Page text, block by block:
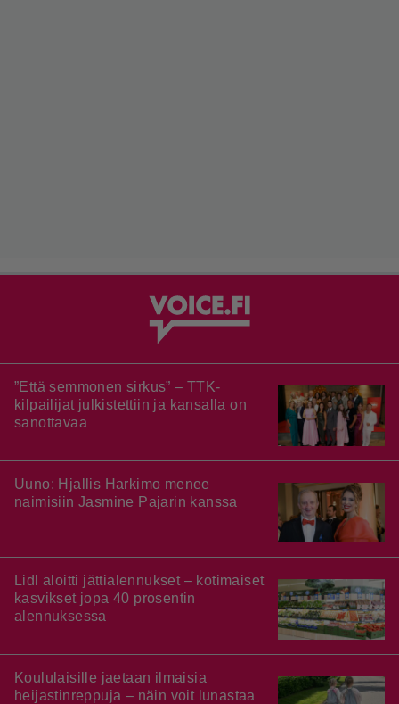
”Että semmonen sirkus” – TTK-
kilpailijat julkistettiin ja kansalla on
sanottavaa
Uuno: Hjallis Harkimo menee
naimisiin Jasmine Pajarin kanssa
Lidl aloitti jättialennukset – kotimaiset
kasvikset jopa 40 prosentin
alennuksessa
Koululaisille jaetaan ilmaisia
heijastinreppuja – näin voit lunastaa